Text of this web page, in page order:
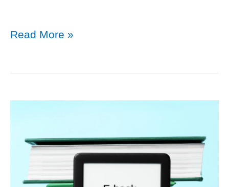
ComfortZone​
ต้น
Zone
Read More »